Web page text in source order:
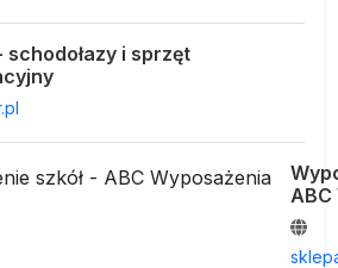
schodołazy i sprzęt